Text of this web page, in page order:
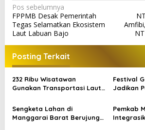
N
a
v
i
g
a
s
i
p
Pos sebelumnya
FPPMB Desak Pemerintah
Tegas Selamatkan Ekosistem
Laut Labuan Bajo
Posting Terkait
232 Ribu Wisatawan
Gunakan Transportasi Laut
Keselamatan Jadi Prioritas
Festival
Jadikan
Bersama
Bajo
Sengketa Lahan di
Manggarai Barat Berujung
Pemkab